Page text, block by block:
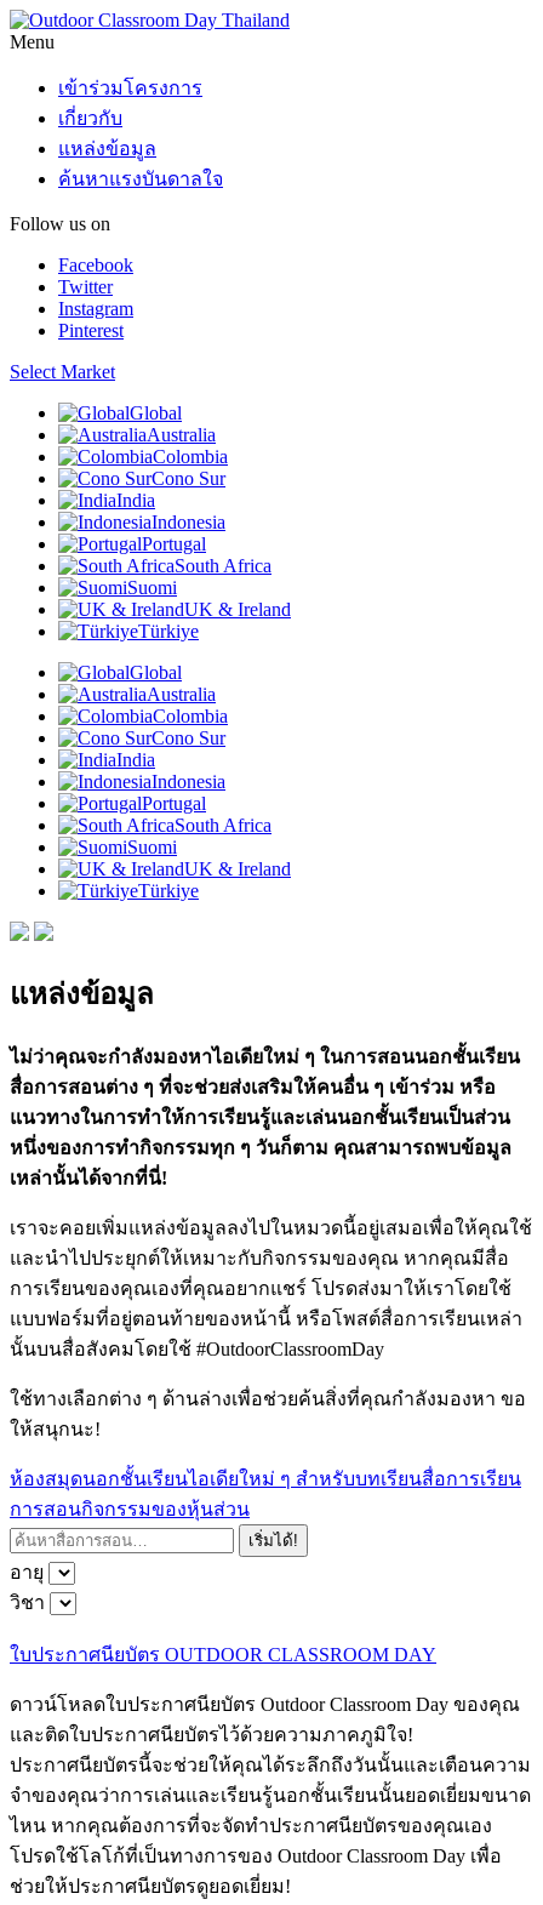
Menu
เข้าร่วมโครงการ
เกี่ยวกับ
แหล่งข้อมูล
ค้นหาแรงบันดาลใจ
Follow us on
Facebook
Twitter
Instagram
Pinterest
Select Market
Global
Australia
Colombia
Cono Sur
India
Indonesia
Portugal
South Africa
Suomi
UK & Ireland
Türkiye
Global
Australia
Colombia
Cono Sur
India
Indonesia
Portugal
South Africa
Suomi
UK & Ireland
Türkiye
แหล่งข้อมูล
ไม่ว่าคุณจะกำลังมองหาไอเดียใหม่ ๆ ในการสอนนอกชั้นเรียน
สื่อการสอนต่าง ๆ ที่จะช่วยส่งเสริมให้คนอื่น ๆ เข้าร่วม หรือ
แนวทางในการทำให้การเรียนรู้และเล่นนอกชั้นเรียนเป็นส่วน
หนึ่งของการทำกิจกรรมทุก ๆ วันก็ตาม คุณสามารถพบข้อมูล
เหล่านั้นได้จากที่นี่!
เราจะคอยเพิ่มแหล่งข้อมูลลงไปในหมวดนี้อยู่เสมอเพื่อให้คุณใช้
และนำไปประยุกต์ให้เหมาะกับกิจกรรมของคุณ หากคุณมีสื่อ
การเรียนของคุณเองที่คุณอยากแชร์ โปรดส่งมาให้เราโดยใช้
แบบฟอร์มที่อยู่ตอนท้ายของหน้านี้ หรือโพสต์สื่อการเรียนเหล่า
นั้นบนสื่อสังคมโดยใช้ #OutdoorClassroomDay
ใช้ทางเลือกต่าง ๆ ด้านล่างเพื่อช่วยค้นสิ่งที่คุณกำลังมองหา ขอ
ให้สนุกนะ!
ห้องสมุดนอกชั้นเรียนไอเดียใหม่ ๆ สำหรับบทเรียนสื่อการเรียน
การสอนกิจกรรมของหุ้นส่วน
อายุ
วิชา
ใบประกาศนียบัตร OUTDOOR CLASSROOM DAY
ดาวน์โหลดใบประกาศนียบัตร Outdoor Classroom Day ของคุณ
และติดใบประกาศนียบัตรไว้ด้วยความภาคภูมิใจ!
ประกาศนียบัตรนี้จะช่วยให้คุณได้ระลึกถึงวันนั้นและเตือนความ
จำของคุณว่าการเล่นและเรียนรู้นอกชั้นเรียนนั้นยอดเยี่ยมขนาด
ไหน หากคุณต้องการที่จะจัดทำประกาศนียบัตรของคุณเอง
โปรดใช้โลโก้ที่เป็นทางการของ Outdoor Classroom Day เพื่อ
ช่วยให้ประกาศนียบัตรดูยอดเยี่ยม!